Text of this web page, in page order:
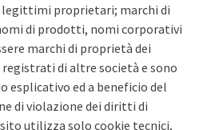
proprietari; marchi di
di prodotti, nomi corporativi
marchi di proprietà dei
di altre società e sono
esplicativo ed a beneficio del
di violazione dei diritti di
utilizza solo cookie tecnici,